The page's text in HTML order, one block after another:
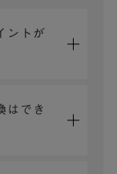
ントが
はでき